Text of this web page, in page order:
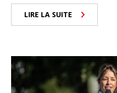
LIRE LA SUITE